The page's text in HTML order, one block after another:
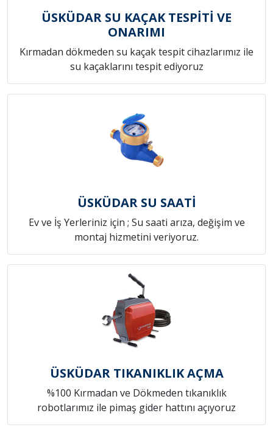
ÜSKÜDAR SU KAÇAK TESPİTİ VE
ONARIMI
Kırmadan dökmeden su kaçak tespit cihazlarımız ile
su kaçaklarını tespit ediyoruz
ÜSKÜDAR SU SAATİ
Ev ve İş Yerleriniz için ; Su saati arıza, değişim ve
montaj hizmetini veriyoruz.
ÜSKÜDAR TIKANIKLIK AÇMA
%100 Kırmadan ve Dökmeden tıkanıklık
robotlarımız ile pimaş gider hattını açıyoruz